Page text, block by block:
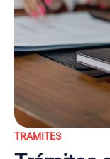
TRAMITES